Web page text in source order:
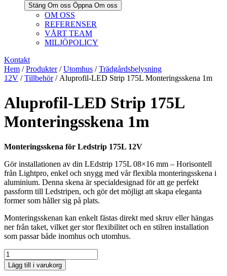
Stäng Om oss Öppna Om oss
OM OSS
REFERENSER
VÅRT TEAM
MILJÖPOLICY
Kontakt
Hem /Produkter/Utomhus /Trädgårdsbelysning
12V /Tillbehör/ Aluprofil-LED Strip 175L Monteringsskena 1m
Aluprofil-LED Strip 175L
Monteringsskena 1m
Monteringsskena för Ledstrip 175L 12V
Gör installationen av din LEdstrip 175L 08×16 mm – Horisontell
från Lightpro, enkel och snygg med vår flexibla monteringsskena i
aluminium. Denna skena är specialdesignad för att ge perfekt
passform till Ledstripen, och gör det möjligt att skapa eleganta
former som håller sig på plats.
Monteringsskenan kan enkelt fästas direkt med skruv eller hängas
ner från taket, vilket ger stor flexibilitet och en stilren installation
som passar både inomhus och utomhus.
Aluprofil-
LED
Strip
Lägg till i varukorg